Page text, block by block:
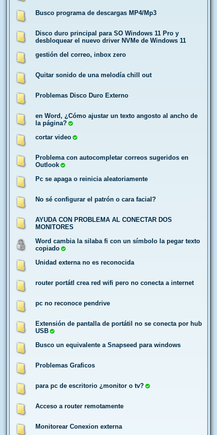
Busco programa de descargas MP4/Mp3
Disco duro principal para SO Windows 11 Pro y
desbloquear el nuevo driver NVMe de Windows 11
gestión del correo, inbox zero
Quitar sonido de una melodía chill out
Problemas Disco Duro Externo
en Word, ¿Cómo ajustar un texto angosto al ancho de
la página?
cortar video
Problema con autocompletar correos sugeridos en
Outlook
Pc se apaga o reinicia aleatoriamente
No sé configurar el patrón o cara facial?
AYUDA CON PROBLEMA AL CONECTAR DOS
MONITORES
Word cambia la silaba fi con un símbolo la pegar texto
copiado
Unidad externa no es reconocida
router portátl crea red wifi pero no conecta a internet
pc no reconoce pendrive
Extensión de pantalla de portátil no se conecta por hub
USB
Busco un equivalente a Snapseed para windows
Problemas Graficos
para pc de escritorio ¿monitor o tv?
Acceso a router remotamente
Monitorear Conexion externa